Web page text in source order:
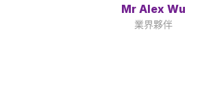
Mr Alex Wu
業界夥伴